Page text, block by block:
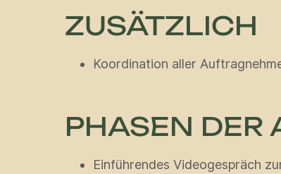
ZUSÄTZLICH
Koordination aller
PHASEN DER
Einführendes Videogespräch